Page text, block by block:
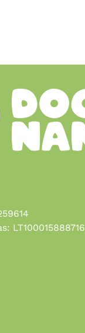
LT100015888716